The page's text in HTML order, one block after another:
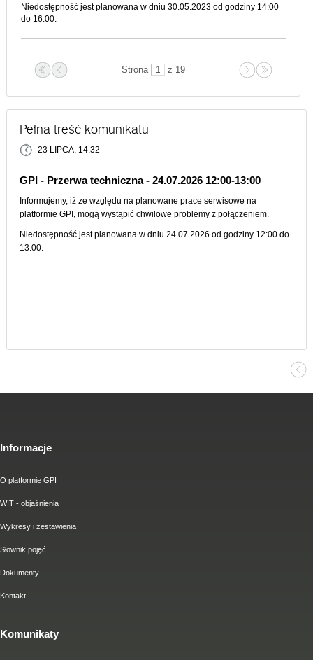
Niedostępność jest planowana w dniu 30.05.2023 od godziny 14:00
do 16:00.
Strona z 19
Pełna treść komunikatu
23 LIPCA, 14:32
GPI - Przerwa techniczna - 24.07.2026 12:00-13:00
Informujemy, iż ze względu na planowane prace serwisowe na
platformie GPI, mogą wystąpić chwilowe problemy z połączeniem.
Niedostępność jest planowana w dniu 24.07.2026 od godziny 12:00 do
13:00.
Informacje
O platformie GPI
WIT - objaśnienia
Wykresy i zestawienia
Słownik pojęć
Dokumenty
Kontakt
Komunikaty